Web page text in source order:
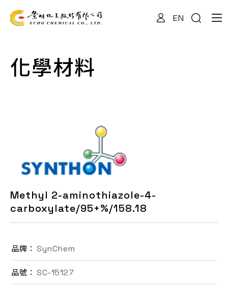
EN
化學材料
Methyl 2-aminothiazole-4-
carboxylate/95+%/158.18
品牌： SynChem
品號： SC-15127
關於我們
最新消息
檔案下載
EN